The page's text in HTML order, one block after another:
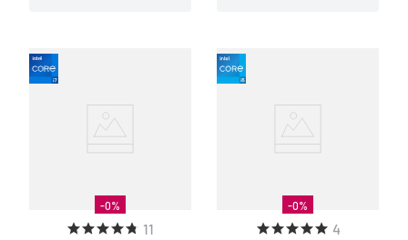
-0%
11
-0%
4